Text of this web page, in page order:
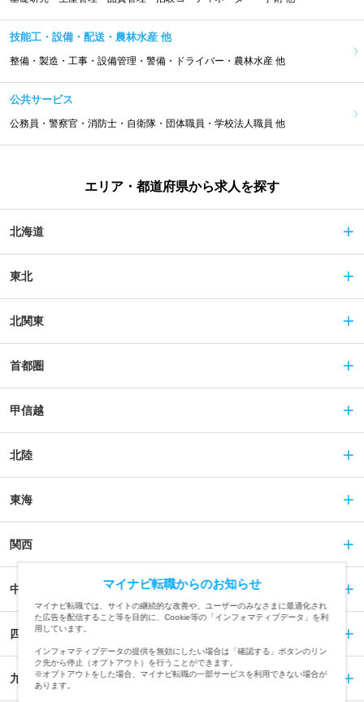
技能工・設備・配送・農林水産 他
整備・製造・工事・設備管理・警備・ドライバー・農林水産 他
公共サービス
公務員・警察官・消防士・自衛隊・団体職員・学校法人職員 他
エリア・都道府県から求人を探す
北海道
東北
北関東
首都圏
甲信越
北陸
東海
関西
中国
四国
九州
マイナビ転職からのお知らせ
マイナビ転職では、サイトの継続的な改善や、ユーザーのみなさまに最適化され
た広告を配信すること等を目的に、Cookie等の「インフォマティブデータ」を利
用しています。
インフォマティブデータの提供を無効にしたい場合は「確認する」ボタンのリン
ク先から停止（オプトアウト）を行うことができます。
※オプトアウトをした場合、マイナビ転職の一部サービスを利用できない場合が
あります。